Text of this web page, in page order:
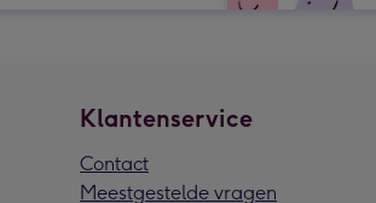
Klantenservice
Contact
Meestgestelde vragen